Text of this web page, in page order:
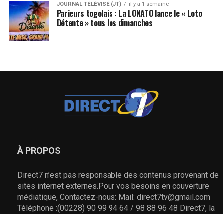
JOURNAL TÉLÉVISÉ (JT) il y a 1 semaine
Parieurs togolais : La LONATO lance le « Loto
Détente » tous les dimanches
À PROPOS
Direct7 n’est pas responsable des contenus provenant de
sites internet externes.Pour vos besoins en couverture
médiatique, Contactez-nous: Mail: direct7tv@gmail.com
Téléphone :(00228) 90 99 94 64 / 98 88 96 48 Direct7, la